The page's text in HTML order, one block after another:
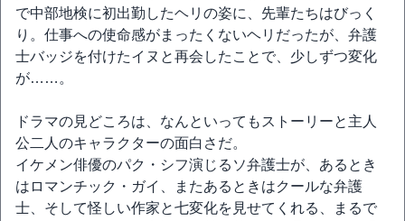
で中部地検に初出勤したヘリの姿に、先輩たちはびっく
り。仕事への使命感がまったくないヘリだったが、弁護
士バッジを付けたイヌと再会したことで、少しずつ変化
が……。
ドラマの見どころは、なんといってもストーリーと主人
公二人のキャラクターの面白さだ。
イケメン俳優のパク・シフ演じるソ弁護士が、あるとき
はロマンチック・ガイ、またあるときはクールな弁護
士、そして怪しい作家と七変化を見せてくれる、まるで